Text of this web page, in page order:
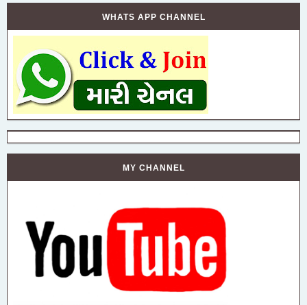
WHATS APP CHANNEL
MY CHANNEL